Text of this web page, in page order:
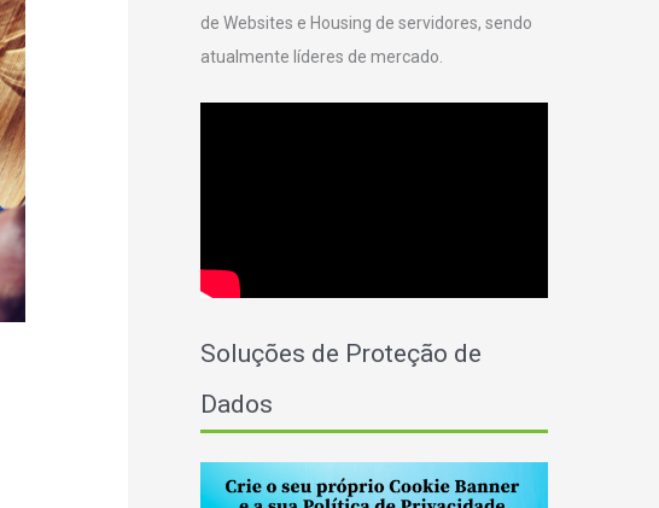
r
:
de Websites e Housing de servidores, sendo
atualmente líderes de mercado.
Soluções de Proteção de
Dados